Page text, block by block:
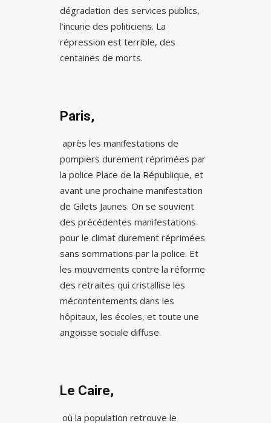
dégradation des services publics,
l’incurie des politiciens. La
répression est terrible, des
centaines de morts.
Paris,
après les manifestations de
pompiers durement réprimées par
la police Place de la République, et
avant une prochaine manifestation
de Gilets Jaunes. On se souvient
des précédentes manifestations
pour le climat durement réprimées
sans sommations par la police. Et
les mouvements contre la réforme
des retraites qui cristallise les
mécontentements dans les
hôpitaux, les écoles, et toute une
angoisse sociale diffuse.
Le Caire,
où la population retrouve le